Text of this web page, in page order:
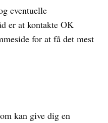
eventuelle
er at kontakte OK
for at få det mest
kan give dig en